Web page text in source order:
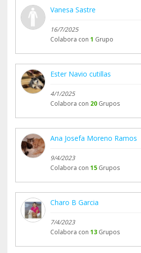
Vanesa Sastre
16/7/2025
Colabora con 1 Grupo
Ester Navio cutillas
4/1/2025
Colabora con 20 Grupos
Ana Josefa Moreno Ramos
9/4/2023
Colabora con 15 Grupos
Charo B Garcia
7/4/2023
Colabora con 13 Grupos